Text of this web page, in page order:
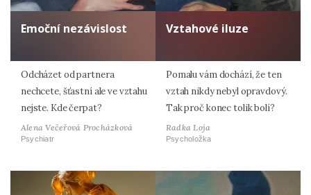
Emoční nezávislost
Odcházet od partnera
nechcete, šťastní ale ve vztahu
nejste. Kde čerpat?
Alena Večeřová Procházková
Psychiatr
Vztahové iluze
Pomalu vám dochází, že ten
vztah nikdy nebyl opravdový.
Tak proč konec tolik bolí?
Radka Loja
Psycholožka